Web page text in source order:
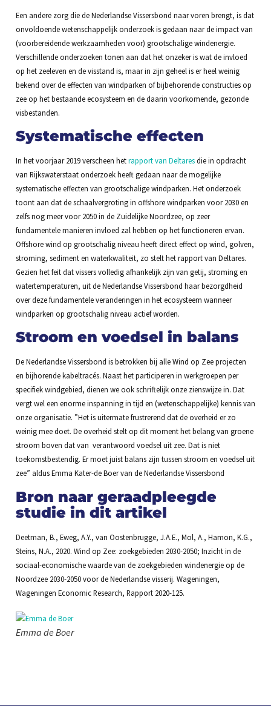
Een andere zorg die de Nederlandse Vissersbond naar voren brengt, is dat
onvoldoende wetenschappelijk onderzoek is gedaan naar de impact van
(voorbereidende werkzaamheden voor) grootschalige windenergie.
Verschillende onderzoeken tonen aan dat het onzeker is wat de invloed
op het zeeleven en de visstand is, maar in zijn geheel is er heel weinig
bekend over de effecten van windparken of bijbehorende constructies op
zee op het bestaande ecosysteem en de daarin voorkomende, gezonde
visbestanden.
Systematische effecten
In het voorjaar 2019 verscheen hetrapport van Deltaresdie in opdracht
van Rijkswaterstaat onderzoek heeft gedaan naar de mogelijke
systematische effecten van grootschalige windparken. Het onderzoek
toont aan dat de schaalvergroting in offshore windparken voor 2030 en
zelfs nog meer voor 2050 in de Zuidelijke Noordzee, op zeer
fundamentele manieren invloed zal hebben op het functioneren ervan.
Offshore wind op grootschalig niveau heeft direct effect op wind, golven,
stroming, sediment en waterkwaliteit, zo stelt het rapport van Deltares.
Gezien het feit dat vissers volledig afhankelijk zijn van getij, stroming en
watertemperaturen, uit de Nederlandse Vissersbond haar bezorgdheid
over deze fundamentele veranderingen in het ecosysteem wanneer
windparken op grootschalig niveau actief worden.
Stroom en voedsel in balans
De Nederlandse Vissersbond is betrokken bij alle Wind op Zee projecten
en bijhorende kabeltracés. Naast het participeren in werkgroepen per
specifiek windgebied, dienen we ook schriftelijk onze zienswijze in. Dat
vergt wel een enorme inspanning in tijd en (wetenschappelijke) kennis van
onze organisatie. ”Het is uitermate frustrerend dat de overheid er zo
weinig mee doet. De overheid stelt op dit moment het belang van groene
stroom boven dat van verantwoord voedsel uit zee. Dat is niet
toekomstbestendig. Er moet juist balans zijn tussen stroom en voedsel uit
zee” aldus Emma Kater-de Boer van de Nederlandse Vissersbond
Bron naar geraadpleegde
studie in dit artikel
Deetman, B., Eweg, A.Y., van Oostenbrugge, J.A.E., Mol, A., Hamon, K.G.,
Steins, N.A., 2020. Wind op Zee: zoekgebieden 2030-2050; Inzicht in de
sociaal-economische waarde van de zoekgebieden windenergie op de
Noordzee 2030-2050 voor de Nederlandse visserij. Wageningen,
Wageningen Economic Research, Rapport 2020-125.
Emma de Boer